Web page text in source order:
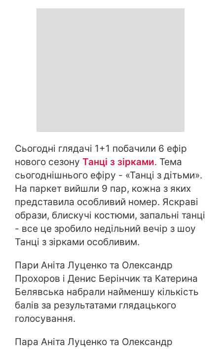
Сьогодні глядачі 1+1 побачили 6 ефір
нового сезону Танці з зірками. Тема
сьогоднішнього ефіру - «Танці з дітьми».
На паркет вийшли 9 пар, кожна з яких
представила особливий номер. Яскраві
образи, блискучі костюми, запальні танці
- все це зробило недільний вечір з шоу
Танці з зірками особливим.
Пари Аніта Луценко та Олександр
Прохоров і Денис Берінчик та Катерина
Белявська набрали найменшу кількість
балів за результатами глядацького
голосування.
Пара Аніта Луценко та Олександр